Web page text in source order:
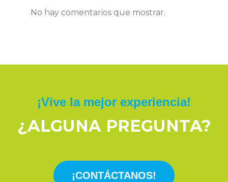
No hay comentarios que mostrar.
¡Vive la mejor experiencia!
¿ALGUNA PREGUNTA?
¡CONTÁCTANOS!